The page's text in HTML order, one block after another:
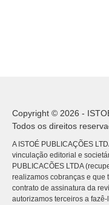
Copyright © 2026 -
Todos os direitos
A ISTOÉ PUBLICAÇÕES
vinculação editorial e
PUBLICACÕES LTDA
realizamos cobranças e que
contrato de assinatura da
autorizamos terceiros a